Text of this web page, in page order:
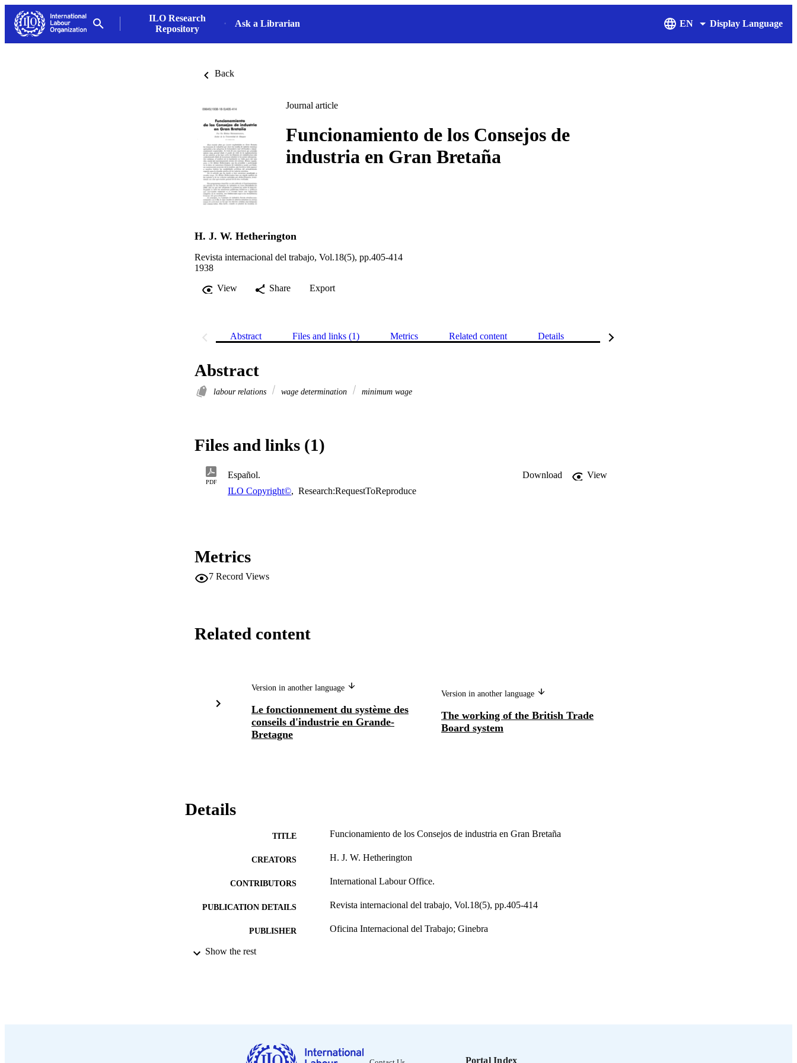
ILO Research
Repository
Ask a Librarian EN Display Language
Back
Journal article
Funcionamiento de los Consejos de
industria en Gran Bretaña
H. J. W. Hetherington
Revista internacional del trabajo, Vol.18(5), pp.405-414
1938
View
Share Export
Abstract Files and links (1) Metrics Related content Details
Abstract
labour relations wage determination minimum wage
Files and links (1)
PDF
Español. Download
View
ILO Copyright©, Research:RequestToReproduce
Metrics
7 Record Views
Related content
Version in another language
Le fonctionnement du système des
conseils d'industrie en Grande-
Bretagne
Version in another language
The working of the British Trade
Board system
Details
TITLE Funcionamiento de los Consejos de industria en Gran Bretaña
CREATORS H. J. W. Hetherington
CONTRIBUTORS International Labour Office.
PUBLICATION DETAILS Revista internacional del trabajo, Vol.18(5), pp.405-414
PUBLISHER Oficina Internacional del Trabajo; Ginebra
DATE PUBLISHED
RECORD IDENTIFIER 995219264802676
Show the rest
Portal Index